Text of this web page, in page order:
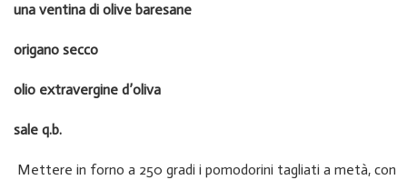
una ventina di olive baresane
origano secco
olio extravergine d’oliva
sale q.b.
Mettere in forno a 250 gradi i pomodorini tagliati a metà, con